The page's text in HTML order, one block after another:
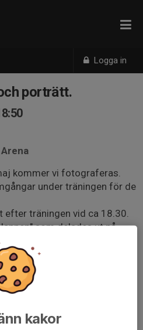
Logga in
porträtt.
kommer vi fotograferas.
under träningen för de
träningen vid ca 18.30.
som delades ut på
möjlighet att få en ny på
grabbarna få låna
gärna ha på sig det.
kakor